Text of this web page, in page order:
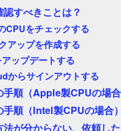
すべきことは？
CPUをチェックする
アップを作成する
ップデートする
からサインアウトする
手順（Apple製CPUの場合
順（Intel製CPUの場合）
法が分からない、依頼し